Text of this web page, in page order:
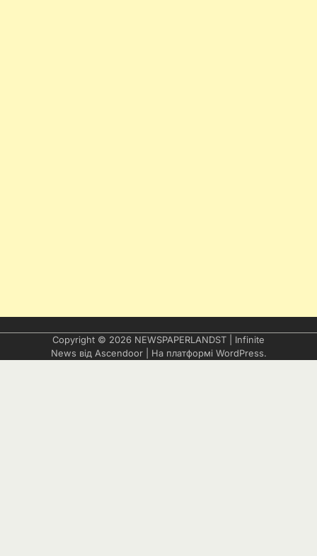
Copyright © 2026 NEWSPAPERLANDST | Infinite
News від Ascendoor| На платформі WordPress.